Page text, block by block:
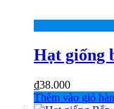
Hạt giống
₫38.000
Thêm vào giỏ